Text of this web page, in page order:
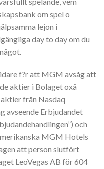
om spel o
lejon i
day to day om du
f?r att MGM avsåg att
aktier i Bolaget oxå
från Nasdaq
avseende Erbjudandet
och
MGM Hotels
att person slutfört
LeoVegas AB för 604